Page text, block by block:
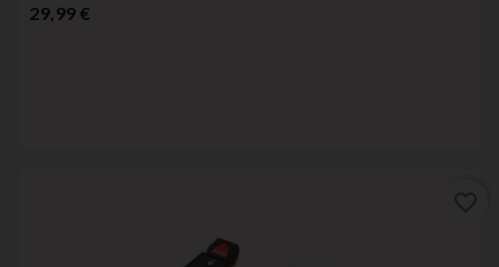
29,99 €